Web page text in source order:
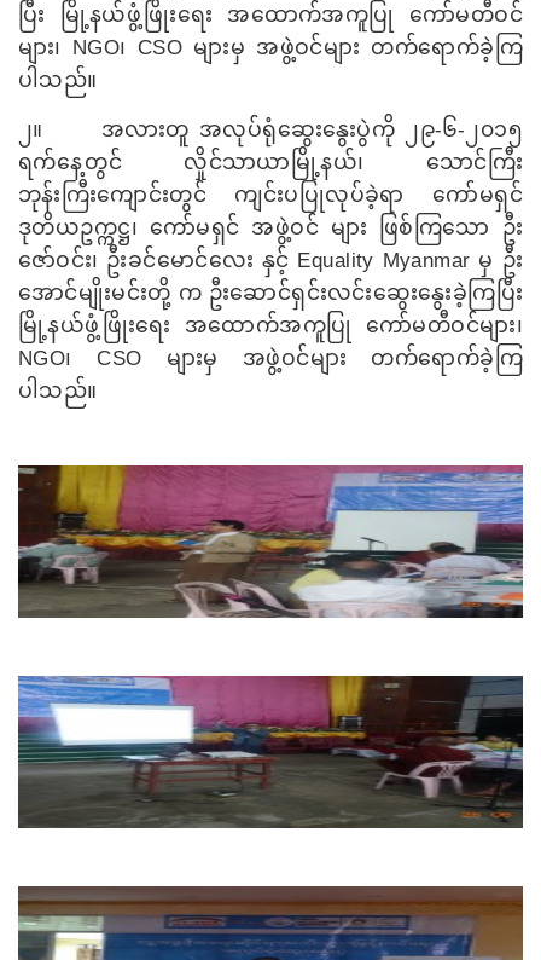
ပြီး မြို့နယ်ဖွံ့ဖြိုးရေး အထောက်အကူပြု ကော်မတီဝင်
များ၊ NGO၊ CSO များမှ အဖွဲ့ဝင်များ တက်ရောက်ခဲ့ကြ
ပါသည်။
၂။ အလားတူ အလုပ်ရုံဆွေးနွေးပွဲကို ၂၉-၆-၂၀၁၅
ရက်​​နေ့တွင် လှိုင်သာယာမြို့နယ်၊ သောင်ကြီး
ဘုန်းကြီးကျောင်းတွင် ကျင်းပပြုလုပ်ခဲ့ရာ ကော်မရှင်
ဒုတိယဥက္ကဋ္ဌ၊ ကော်မရှင် အဖွဲ့ဝင် များ ဖြစ်ကြသော ဦး
ဇော်ဝင်း၊ ဦးခင်မောင်လေး နှင့် Equality Myanmar မှ ဦး
အောင်မျိုးမင်းတို့ က ဦးဆောင်ရှင်းလင်းဆွေးနွေးခဲ့ကြပြီး
မြို့နယ်ဖွံ့ဖြိုးရေး အထောက်အကူပြု ကော်မတီဝင်များ၊
NGO၊ CSO များမှ အဖွဲ့ဝင်များ တက်ရောက်ခဲ့ကြ
ပါသည်။